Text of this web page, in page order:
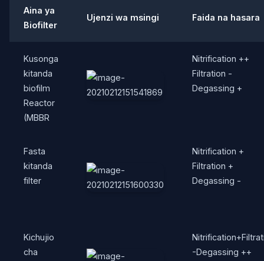
Aina ya
Biofilter
Ujenzi wa msingi Faida na hasara
Kusonga
kitanda
biofilm
Reactor
(MBBR
Nitrification ++
Filtration -
Degassing +
Fasta
kitanda
filter
Nitrification +
Filtration +
Degassing -
Kichujio
cha
-Degassing ++